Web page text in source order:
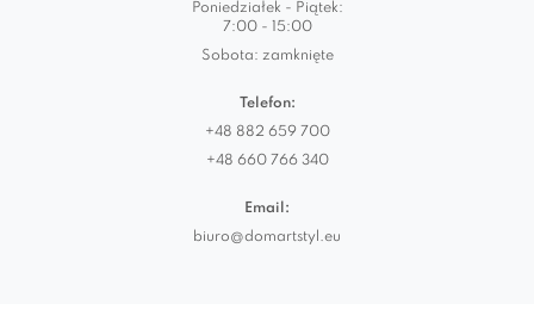
Poniedziałek - Piątek:
7:00 - 15:00
Sobota: zamknięte
Telefon:
+48 882 659 700
+48 660 766 340
Email:
biuro@domartstyl.eu